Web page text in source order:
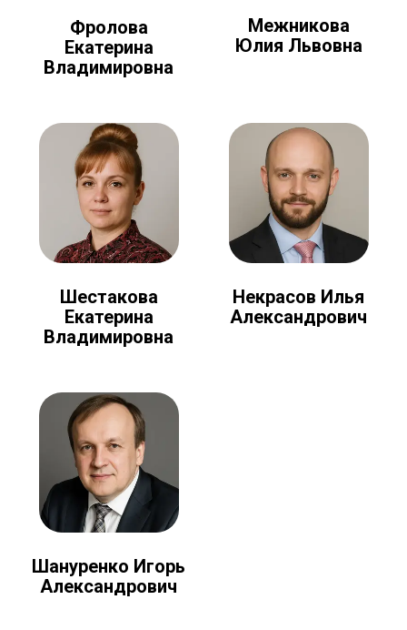
Фролова
Екатерина
Владимировна
Межникова
Юлия Львовна
Шестакова
Екатерина
Владимировна
Некрасов Илья
Александрович
Шануренко Игорь
Александрович